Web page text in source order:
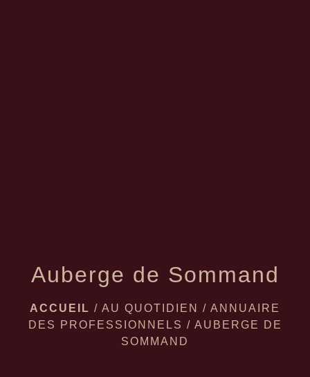
Auberge de Sommand
ACCUEIL / AU QUOTIDIEN / ANNUAIRE
DES PROFESSIONNELS / AUBERGE DE
SOMMAND